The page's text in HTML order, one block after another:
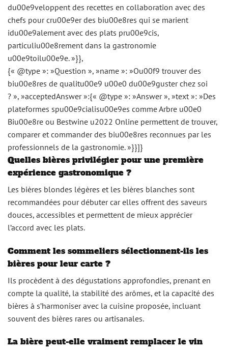
du00e9veloppent des recettes en collaboration avec des
chefs pour cru00e9er des biu00e8res qui se marient
idu00e9alement avec des plats pru00e9cis,
particuliu00e8rement dans la gastronomie
u00e9toilu00e9e. »}},
{« @type »: »Question », »name »: »Ou00f9 trouver des
biu00e8res de qualitu00e9 u00e0 du00e9guster chez soi
? », »acceptedAnswer »:{« @type »: »Answer », »text »: »Des
plateformes spu00e9cialisu00e9es comme Arbre u00e0
Biu00e8re ou Bestwine u2022 Online permettent de trouver,
comparer et commander des biu00e8res reconnues par les
professionnels de la gastronomie. »}}]}
Quelles bières privilégier pour une première
expérience gastronomique ?
Les bières blondes légères et les bières blanches sont
recommandées pour débuter car elles offrent des saveurs
douces, accessibles et permettent de mieux apprécier
l’accord avec les plats.
Comment les sommeliers sélectionnent-ils les
bières pour leur carte ?
Ils procèdent à des dégustations approfondies, prenant en
compte la qualité, la stabilité des arômes, et la capacité des
bières à s’harmoniser avec la cuisine proposée, incluant
souvent des bières rares ou artisanales.
La bière peut-elle vraiment remplacer le vin